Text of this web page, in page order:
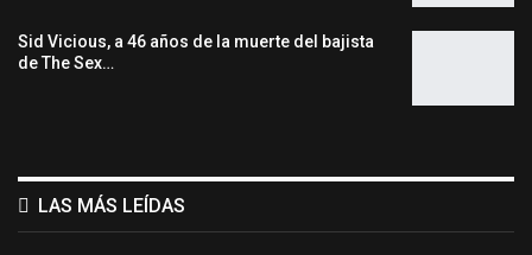
Sid Vicious, a 46 años de la muerte del bajista
de The Sex…
LAS MÁS LEÍDAS